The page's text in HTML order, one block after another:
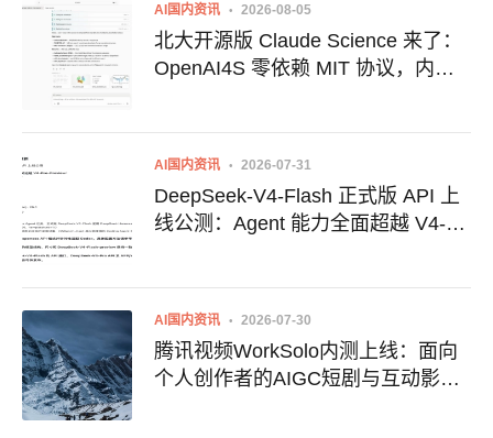
AI国内资讯 2026-08-05
北大开源版 Claude Science 来了：
OpenAI4S 零依赖 MIT 协议，内置
AI国内资讯 2026-07-31
DeepSeek-V4-Flash 正式版 API 上
线公测：Agent 能力全面超越 V4-
AI国内资讯 2026-07-30
腾讯视频WorkSolo内测上线：面向
个人创作者的AIGC短剧与互动影视